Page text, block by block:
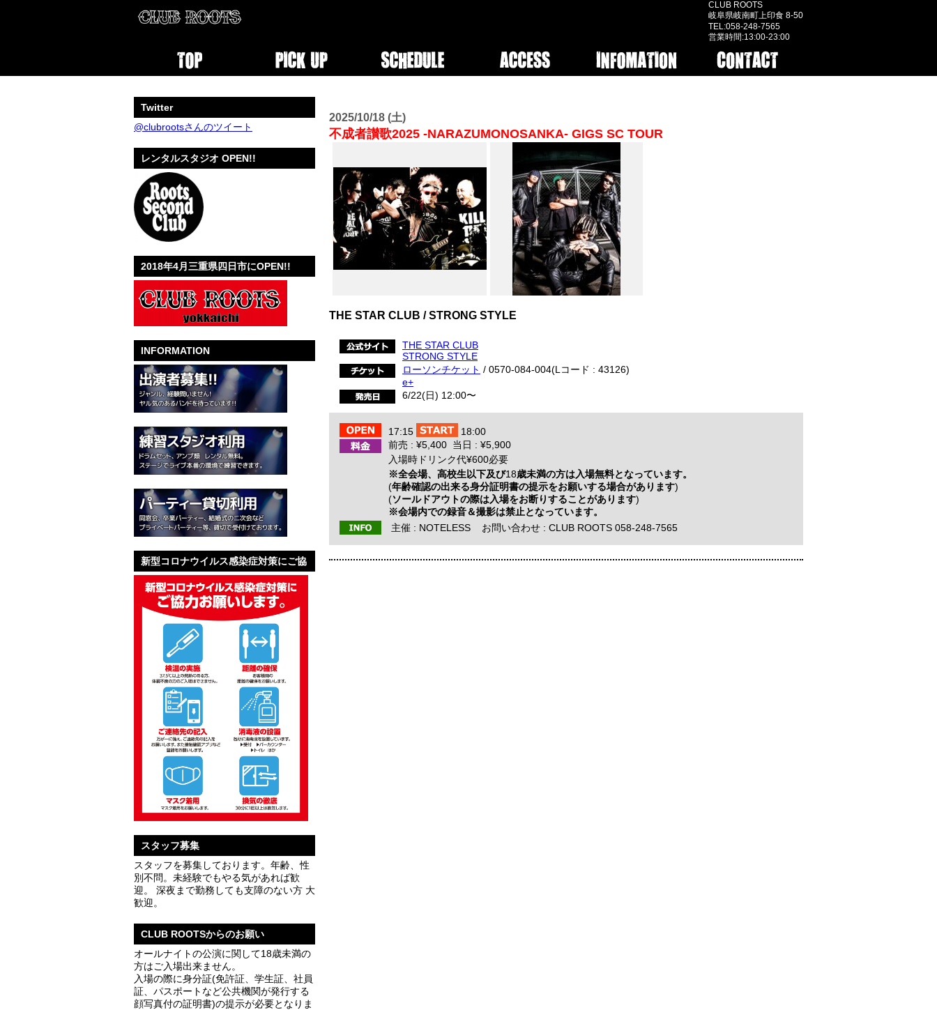
CLUB ROOTS
岐阜県岐南町上印食 8-50
TEL:058-248-7565
営業時間:13:00-23:00
2025/10/18 (土)
不成者讃歌2025 -NARAZUMONOSANKA- GIGS SC TOUR
THE STAR CLUB / STRONG STYLE
THE STAR CLUB
STRONG STYLE
ローソンチケット / 0570-084-004(Lコード : 43126)
e+
6/22(日) 12:00〜
17:15
18:00
前売 : ¥5,400 当日 : ¥5,900
入場時ドリンク代¥600必要
※全会場、高校生以下及び18歳未満の方は入場無料となっています。
(年齢確認の出来る身分証明書の提示をお願いする場合があります)
(ソールドアウトの際は入場をお断りすることがあります)
※会場内での録音＆撮影は禁止となっています。
主催 : NOTELESS お問い合わせ : CLUB ROOTS 058-248-7565
Twitter
@clubrootsさんのツイート
レンタルスタジオ OPEN!!
2018年4月三重県四日市にOPEN!!
INFORMATION
新型コロナウイルス感染症対策にご協
力お願いします。
スタッフ募集
スタッフを募集しております。年齢、性
別不問。未経験でもやる気があれば歓
迎。 深夜まで勤務しても支障のない方 大
歓迎。
CLUB ROOTSからのお願い
オールナイトの公演に関して18歳未満の
方はご入場出来ません。
入場の際に身分証(免許証、学生証、社員
証、パスポートなど公共機関が発行する
顔写真付の証明書)の提示が必要となりま